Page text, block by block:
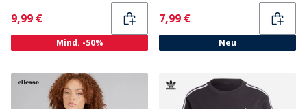
Current
9,99 €
Mind. -50%
Current
7,99 €
Neu